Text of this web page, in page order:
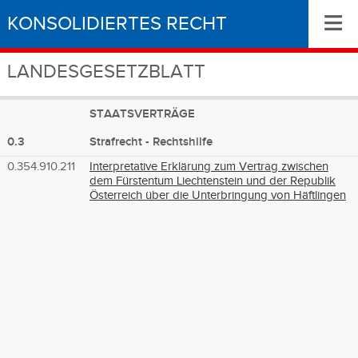
KONSOLIDIERTES RECHT
LANDESGESETZBLATT
≡
STAATSVERTRÄGE
0.3
Strafrecht - Rechtshilfe
0.354.910.211
Interpretative Erklärung zum Vertrag zwischen
dem Fürstentum Liechtenstein und der Republik
Österreich über die Unterbringung von Häftlingen